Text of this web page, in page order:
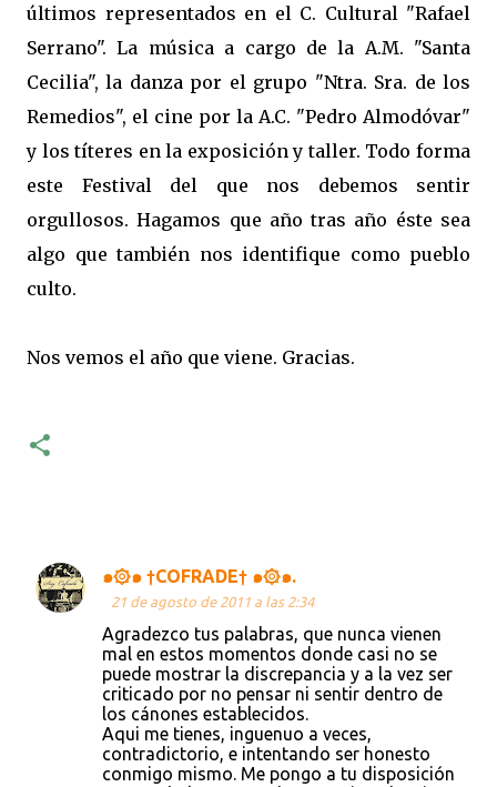
últimos representados en el C. Cultural "Rafael
Serrano". La música a cargo de la A.M. "Santa
Cecilia", la danza por el grupo "Ntra. Sra. de los
Remedios", el cine por la A.C. "Pedro Almodóvar"
y los títeres en la exposición y taller. Todo forma
este Festival del que nos debemos sentir
orgullosos. Hagamos que año tras año éste sea
algo que también nos identifique como pueblo
culto.
Nos vemos el año que viene. Gracias.
C
๑۞๑ †COFRADE† ๑۞๑.
21 de agosto de 2011 a las 2:34
Agradezco tus palabras, que nunca vienen
mal en estos momentos donde casi no se
puede mostrar la discrepancia y a la vez ser
criticado por no pensar ni sentir dentro de
los cánones establecidos.
Aqui me tienes, inguenuo a veces,
contradictorio, e intentando ser honesto
conmigo mismo. Me pongo a tu disposición